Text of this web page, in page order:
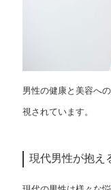
男性の健康と美容へ
視されています。
現代男性が抱え